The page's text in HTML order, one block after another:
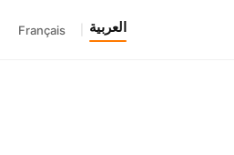
العربية Français